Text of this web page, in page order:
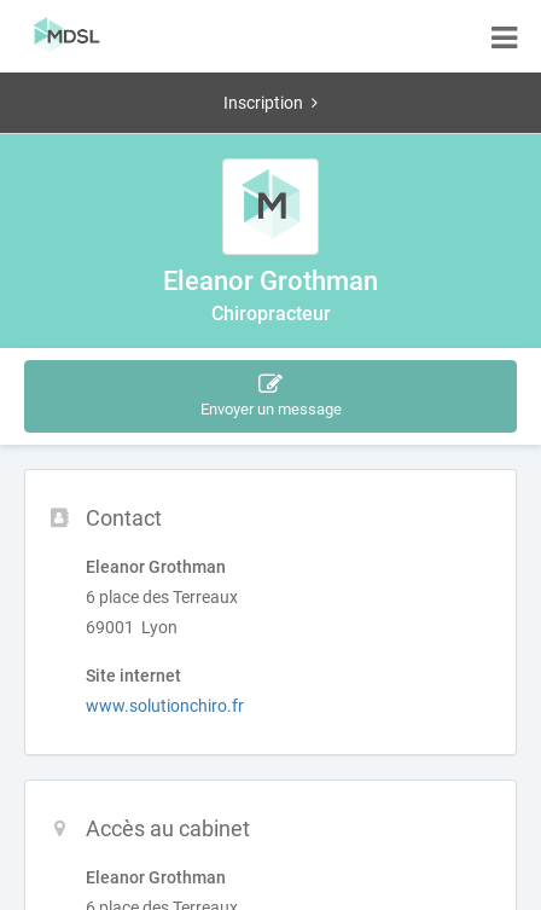
Inscription
Eleanor Grothman
Chiropracteur
Envoyer un message
Contact
Eleanor Grothman
6 place des Terreaux
69001 Lyon
Site internet
www.solutionchiro.fr
Accès au cabinet
Eleanor Grothman